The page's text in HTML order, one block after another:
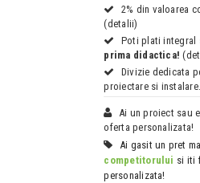
2% din valoarea
(detalii)
Poti plati integral
prima didactica!
Divizie dedicata
proiectare si
Ai un proiect sau
oferta personalizata!
Ai gasit un pret
competitorului si iti
personalizata!